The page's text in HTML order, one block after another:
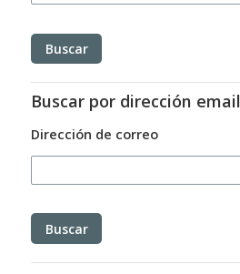
Buscar por dirección email
Dirección de correo